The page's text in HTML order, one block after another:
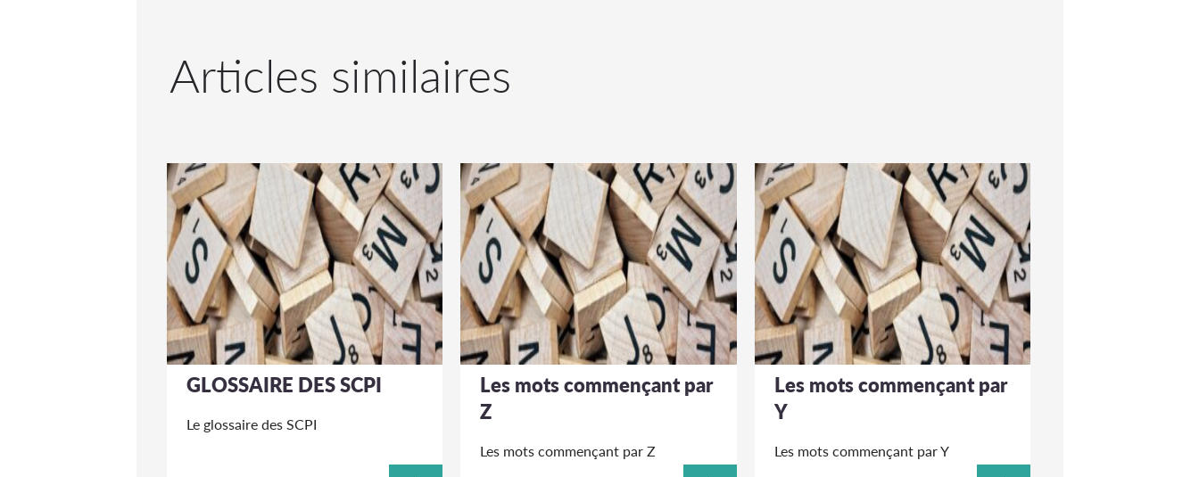
Articles similaires
GLOSSAIRE DES SCPI
Le glossaire des SCPI
Les mots commençant par
Z
Les mots commençant par Z
Les mots commençant par
Y
Les mots commençant par Y